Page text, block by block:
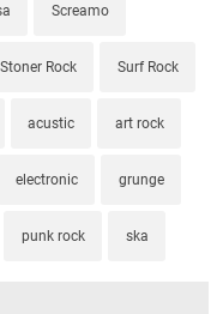
Screamo
Stoner Rock Surf Rock
acustic art rock
electronic grunge
punk rock ska